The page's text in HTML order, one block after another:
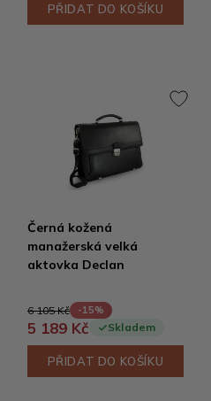
PŘIDAT DO KOŠÍKU
Černá kožená
manažerská velká
aktovka Declan
6 105 Kč -15%
5 189 Kč Skladem
PŘIDAT DO KOŠÍKU